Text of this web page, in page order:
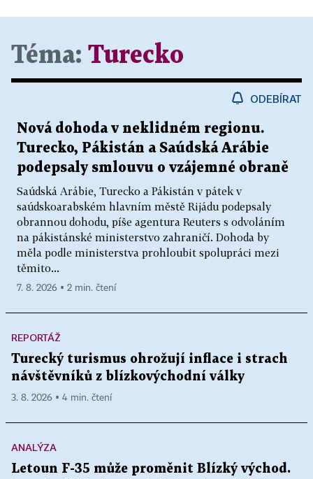
Téma: Turecko
ODEBÍRAT
Nová dohoda v neklidném regionu.
Turecko, Pákistán a Saúdská Arábie
podepsaly smlouvu o vzájemné obraně
Saúdská Arábie, Turecko a Pákistán v pátek v
saúdskoarabském hlavním městě Rijádu podepsaly
obrannou dohodu, píše agentura Reuters s odvoláním
na pákistánské ministerstvo zahraničí. Dohoda by
měla podle ministerstva prohloubit spolupráci mezi
těmito...
7. 8. 2026 ▪ 2 min. čtení
REPORTÁŽ
Turecký turismus ohrožují inflace i strach
návštěvníků z blízkovýchodní války
3. 8. 2026 ▪ 4 min. čtení
ANALÝZA
Letoun F-35 může proměnit Blízký východ.